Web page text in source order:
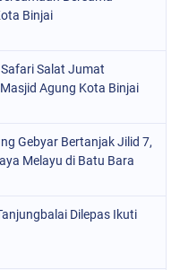
Binjai
Salat Jumat
Agung Kota Binjai
Gebyar Bertanjak Jilid 7,
Melayu di Batu Bara
Dilepas Ikuti